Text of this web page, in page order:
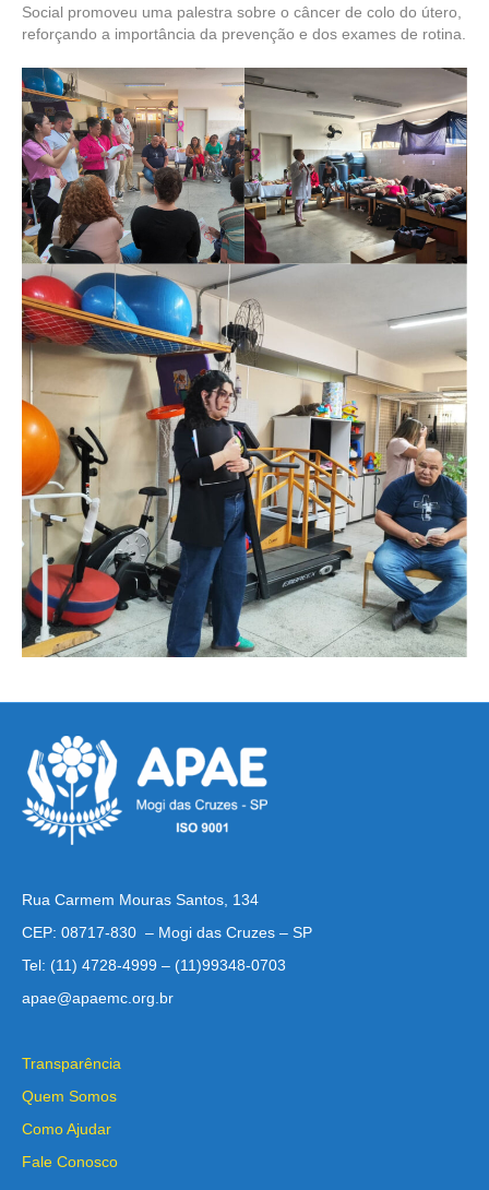
Social promoveu uma palestra sobre o câncer de colo do útero,
reforçando a importância da prevenção e dos exames de rotina.
Rua Carmem Mouras Santos, 134
CEP: 08717-830 – Mogi das Cruzes – SP
Tel: (11) 4728-4999 – (11)99348-0703
apae@apaemc.org.br
Transparência
Quem Somos
Como Ajudar
Fale Conosco